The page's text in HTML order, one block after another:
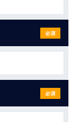
必須
必須